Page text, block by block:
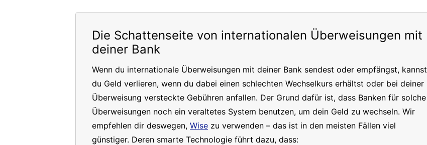
Die Schattenseite von internationalen Überweisungen mit
deiner Bank
Wenn du internationale Überweisungen mit deiner Bank sendest oder empfängst, kannst
du Geld verlieren, wenn du dabei einen schlechten Wechselkurs erhältst oder bei deiner
Überweisung versteckte Gebühren anfallen. Der Grund dafür ist, dass Banken für solche
Überweisungen noch ein veraltetes System benutzen, um dein Geld zu wechseln. Wir
empfehlen dir deswegen, Wise zu verwenden – das ist in den meisten Fällen viel
günstiger. Deren smarte Technologie führt dazu, dass: